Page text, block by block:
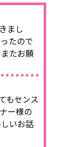
まし
たので
たお願
もセンス
ー様の
いお話